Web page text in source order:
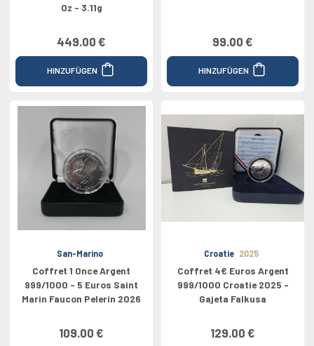
Oz - 3.11g
449.00 €
HINZUFÜGEN
99.00 €
HINZUFÜGEN
San-Marino
Coffret 1 Once Argent
999/1000 - 5 Euros Saint
Marin Faucon Pelerin 2026
109.00 €
Croatie 2025
Coffret 4€ Euros Argent
999/1000 Croatie 2025 -
Gajeta Falkusa
129.00 €